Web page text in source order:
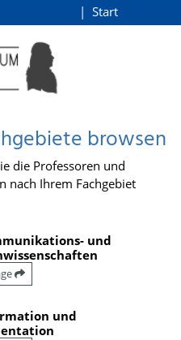
Start
browsen
die Professoren und
nach Ihrem Fachgebiet
und
und